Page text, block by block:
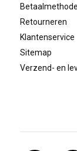
Retourneren
Klantenservice
Sitemap
Verzend- en